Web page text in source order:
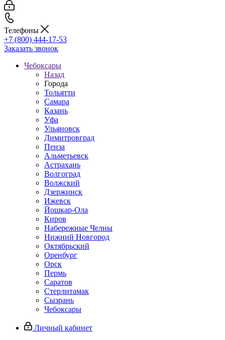
Телефоны
+7 (800) 444-17-53
Заказать звонок
Чебоксары
Назад
Города
Тольятти
Самара
Казань
Уфа
Ульяновск
Димитровград
Пенза
Альметьевск
Астрахань
Волгоград
Волжский
Дзержинск
Ижевск
Йошкар-Ола
Киров
Набережные Челны
Нижний Новгород
Октябрьский
Оренбург
Орск
Пермь
Саратов
Стерлитамак
Сызрань
Чебоксары
Личный кабинет